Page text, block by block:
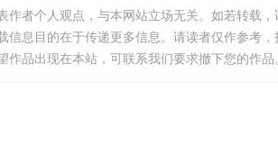
作者个人观点，与本网站立场无关。如若转载
信息目的在于传递更多信息。请读者仅作参考
作品出现在本站，可联系我们要求撤下您的作